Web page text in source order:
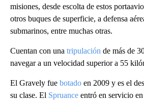
misiones, desde escolta de estos
otros buques de superficie, a defensa
submarinos, entre muchas otras.
Cuentan con una tripulación de más de
navegar a un velocidad superior a 55
El Gravely fue botado en 2009 y es el
su clase. El Spruance entró en servicio